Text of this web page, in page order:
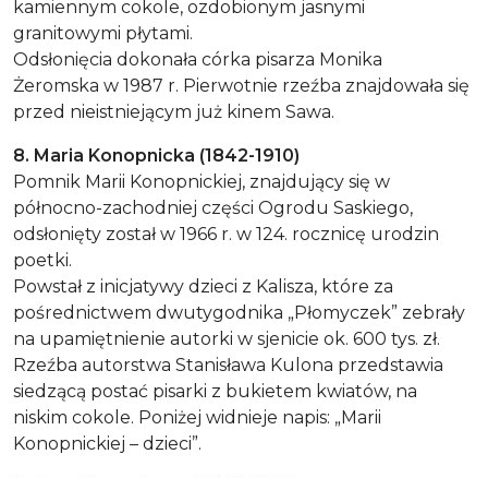
kamiennym cokole, ozdobionym jasnymi
granitowymi płytami.
Odsłonięcia dokonała córka pisarza Monika
Żeromska w 1987 r. Pierwotnie rzeźba znajdowała się
przed nieistniejącym już kinem Sawa.
8. Maria Konopnicka (1842-1910)
Pomnik Marii Konopnickiej, znajdujący się w
północno-zachodniej części Ogrodu Saskiego,
odsłonięty został w 1966 r. w 124. rocznicę urodzin
poetki.
Powstał z inicjatywy dzieci z Kalisza, które za
pośrednictwem dwutygodnika „Płomyczek” zebrały
na upamiętnienie autorki w sjenicie ok. 600 tys. zł.
Rzeźba autorstwa Stanisława Kulona przedstawia
siedzącą postać pisarki z bukietem kwiatów, na
niskim cokole. Poniżej widnieje napis: „Marii
Konopnickiej – dzieci”.